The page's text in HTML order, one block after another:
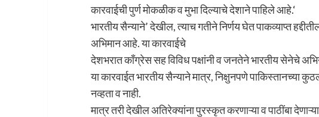
कारवाईची पुर्ण मोकळीक व मुभा दिल्याचे देशाने पाहिले आहे.‘
भारतीय सैन्याने’ देखील, त्याच गतीने निर्णय घेत पाकव्याप्त
अभिमान आहे. या कारवाईचे
देशभरात काँग्रेस सह विविध पक्षांनी व जनतेने भारतीय सेनेचे
या कारवाईत भारतीय सैन्याने मात्र, निक्षुनपणे पाकिस्तानच्या
नव्हता व नाही.
मात्र तरी देखील अतिरेक्यांना पुरस्कृत करणाऱ्या व पाठींबा